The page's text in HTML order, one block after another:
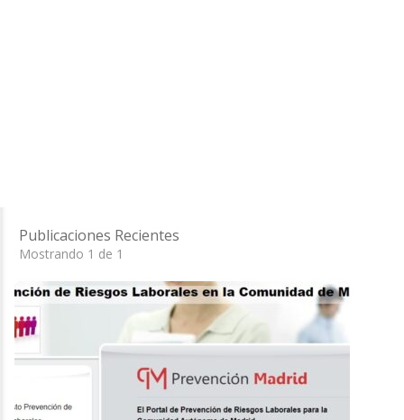
Publicaciones Recientes
Mostrando 1 de 1